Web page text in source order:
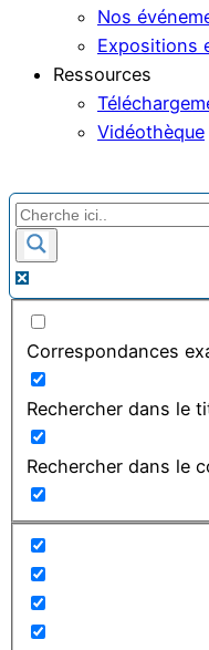
Nos
Expositions
Ressources
Vidéothèque
Correspondances
Rechercher dans le
Rechercher dans le